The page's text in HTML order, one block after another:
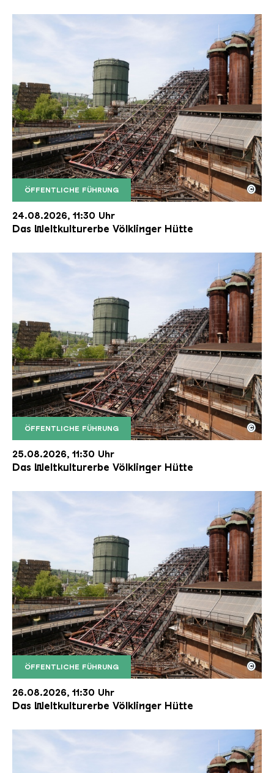
ÖFFENTLICHE FÜHRUNG
Der Erzschrägaufzug der Völklinger Hütte mit
Copyright: Weltkulturerbe Völklinger Hütte | Karl
©
24.08.2026, 11:30 Uhr
Das Weltkulturerbe Völklinger Hütte
ÖFFENTLICHE FÜHRUNG
Der Erzschrägaufzug der Völklinger Hütte mit
Copyright: Weltkulturerbe Völklinger Hütte | Karl
©
25.08.2026, 11:30 Uhr
Das Weltkulturerbe Völklinger Hütte
ÖFFENTLICHE FÜHRUNG
Der Erzschrägaufzug der Völklinger Hütte mit
Copyright: Weltkulturerbe Völklinger Hütte | Karl
©
26.08.2026, 11:30 Uhr
Das Weltkulturerbe Völklinger Hütte